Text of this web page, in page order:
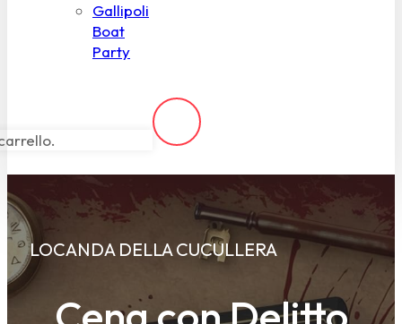
Gallipoli
Boat
Party
LOCANDA DELLA CUCULLERA